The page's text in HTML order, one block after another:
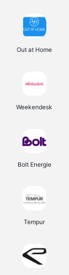
Out at Home
Weekendesk
Bolt Energie
Tempur